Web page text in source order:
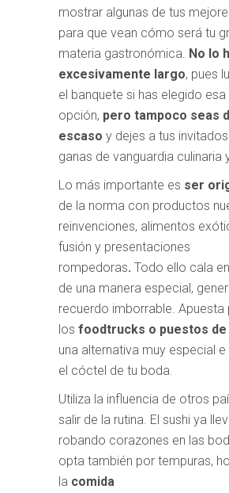
mostrar algunas de tus
para que vean cómo será tu
materia gastronómica. No lo
excesivamente largo, pues
el banquete si has elegido esa
opción, pero tampoco seas
escaso y dejes a tus
ganas de vanguardia culinaria
Lo más importante es ser
de la norma con productos
reinvenciones, alimentos
fusión y presentaciones
rompedoras. Todo ello cala
de una manera especial,
recuerdo imborrable. Apuesta
los foodtrucks o puestos de
una alternativa muy especial e
el cóctel de tu boda.
Utiliza la influencia de otros
salir de la rutina. El sushi ya
robando corazones en las
opta también por tempuras,
la comida